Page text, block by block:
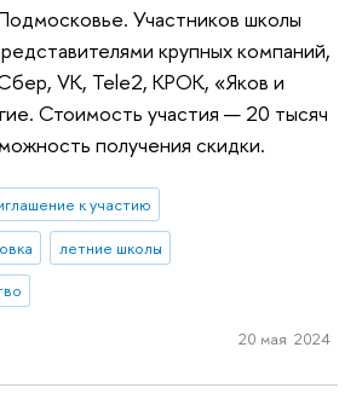
Участников школы
крупных компаний,
VK, Теlе2, КРОК, «Яков и
Стоимость участия — 20 тысяч
получения скидки.
к участию
летние школы
20 мая 2024